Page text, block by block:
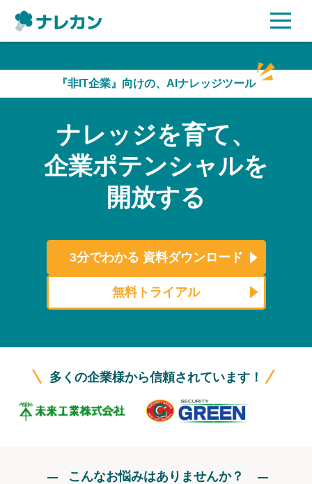
AI機能
ご利用企業様の声
セキュリティ
よくある質問
資料ダウンロード
ログイン
『非IT企業』向けの、AIナレッジツール
ナレッジを育て、
企業ポテンシャルを
開放する
3分でわかる 資料ダウンロード
無料トライアル
多くの企業様から信頼されています！
こんなお悩みはありませんか？